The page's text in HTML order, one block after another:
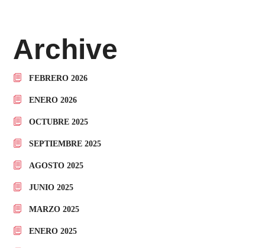
Archive
FEBRERO 2026
ENERO 2026
OCTUBRE 2025
SEPTIEMBRE 2025
AGOSTO 2025
JUNIO 2025
MARZO 2025
ENERO 2025